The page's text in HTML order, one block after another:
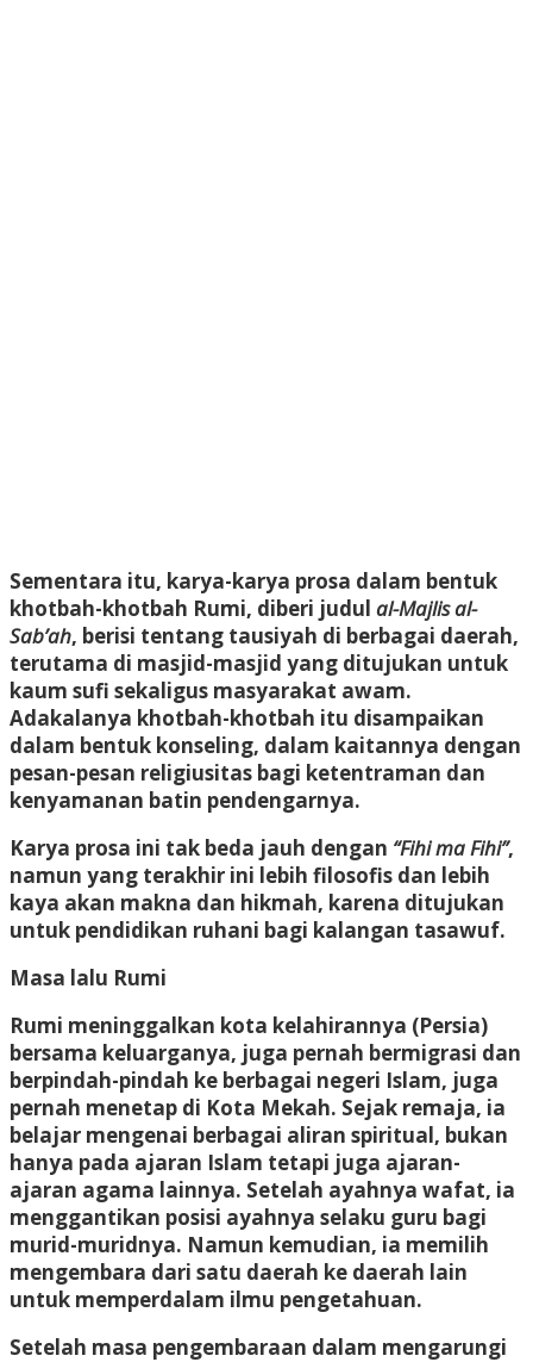
Sementara itu, karya-karya prosa dalam bentuk
khotbah-khotbah Rumi, diberi judul al-Majlis al-
Sab’ah, berisi tentang tausiyah di berbagai daerah,
terutama di masjid-masjid yang ditujukan untuk
kaum sufi sekaligus masyarakat awam.
Adakalanya khotbah-khotbah itu disampaikan
dalam bentuk konseling, dalam kaitannya dengan
pesan-pesan religiusitas bagi ketentraman dan
kenyamanan batin pendengarnya.
Karya prosa ini tak beda jauh dengan “Fihi ma Fihi”,
namun yang terakhir ini lebih filosofis dan lebih
kaya akan makna dan hikmah, karena ditujukan
untuk pendidikan ruhani bagi kalangan tasawuf.
Masa lalu Rumi
Rumi meninggalkan kota kelahirannya (Persia)
bersama keluarganya, juga pernah bermigrasi dan
berpindah-pindah ke berbagai negeri Islam, juga
pernah menetap di Kota Mekah. Sejak remaja, ia
belajar mengenai berbagai aliran spiritual, bukan
hanya pada ajaran Islam tetapi juga ajaran-
ajaran agama lainnya. Setelah ayahnya wafat, ia
menggantikan posisi ayahnya selaku guru bagi
murid-muridnya. Namun kemudian, ia memilih
mengembara dari satu daerah ke daerah lain
untuk memperdalam ilmu pengetahuan.
Setelah masa pengembaraan dalam mengarungi